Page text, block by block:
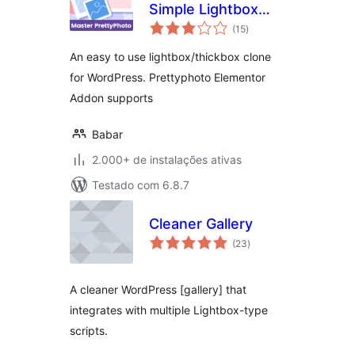
Simple Lightbox
Plugin
(15total
de
)
An easy to use lightbox/thickbox clone
for WordPress. Prettyphoto Elementor
Addon supports
Babar
2.000+ de instalações ativas
Testado com 6.8.7
Cleaner Gallery
(23total
de
)
A cleaner WordPress [gallery] that
integrates with multiple Lightbox-type
scripts.